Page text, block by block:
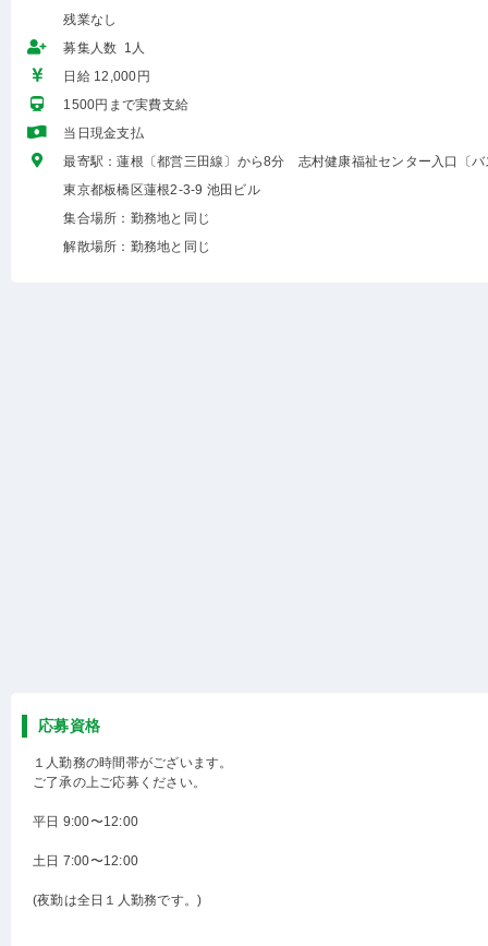
残業なし
募集人数 1人
日給 12,000円
1500円まで実費支給
当日現金支払
最寄駅：蓮根〔都営三田線〕から8分 志村健康福祉センター入口〔バ
東京都板橋区蓮根2-3-9 池田ビル
集合場所：勤務地と同じ
解散場所：勤務地と同じ
応募資格
１人勤務の時間帯がございます。
ご了承の上ご応募ください。
平日 9:00〜12:00
土日 7:00〜12:00
(夜勤は全日１人勤務です。)